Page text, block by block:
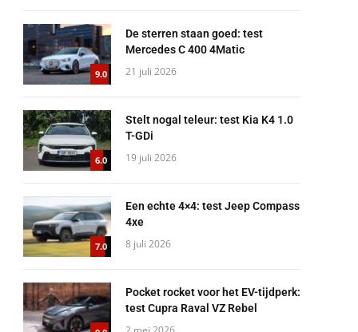
9.0
De sterren staan goed: test
Mercedes C 400 4Matic
21 juli 2026
6.0
Stelt nogal teleur: test Kia K4 1.0
T-GDi
19 juli 2026
7.0
Een echte 4×4: test Jeep Compass
4xe
8 juli 2026
Pocket rocket voor het EV-tijdperk:
test Cupra Raval VZ Rebel